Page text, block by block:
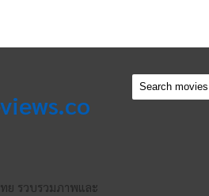
ย รวบรวมภาพและ